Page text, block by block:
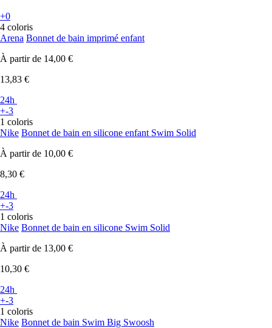
+0
4 coloris
Arena Bonnet de bain imprimé enfant
À partir de 14,00 €
13,83 €
24h
+-3
1 coloris
Nike Bonnet de bain en silicone enfant Swim Solid
À partir de 10,00 €
8,30 €
24h
+-3
1 coloris
Nike Bonnet de bain en silicone Swim Solid
À partir de 13,00 €
10,30 €
24h
+-3
1 coloris
Nike Bonnet de bain Swim Big Swoosh